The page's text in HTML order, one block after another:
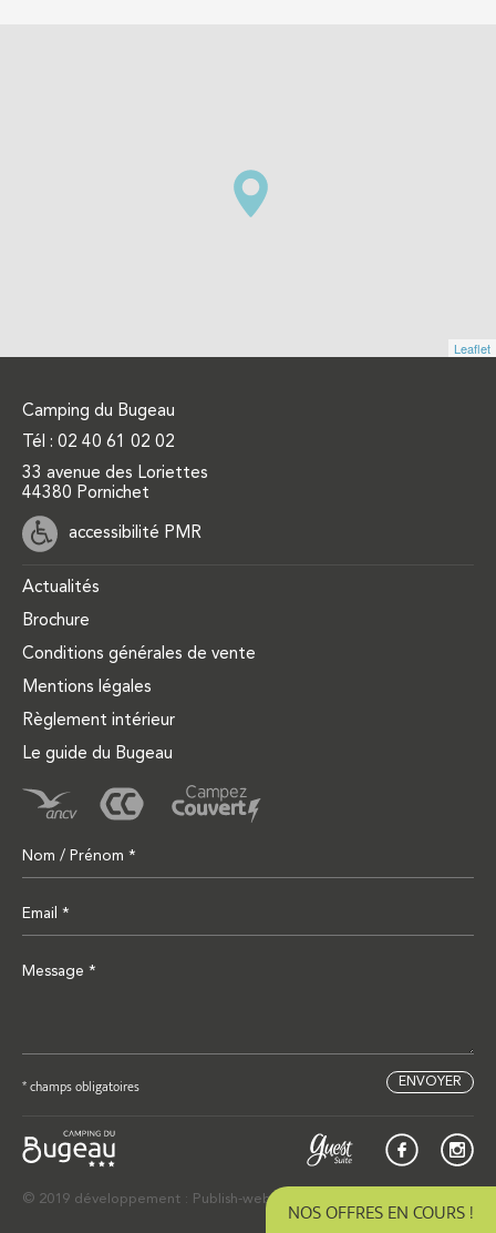
Leaflet
Camping du Bugeau
Tél : 02 40 61 02 02
33 avenue des Loriettes
44380 Pornichet
accessibilité PMR
Actualités
Brochure
Conditions générales de vente
Mentions légales
Règlement intérieur
Le guide du Bugeau
* champs obligatoires
© 2019 développement : Publish-web, webdesign : Studio Käctus
NOS OFFRES EN COURS !